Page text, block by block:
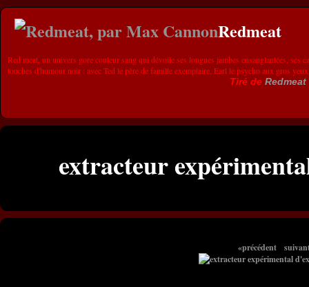
Redmeat
Red meat, un univers gore couleur sang qui dévoile ses longues jambes ensanglantées, ses
touches d'humour noir : avec Ted le père de famille exemplaire, Earl le psycho aux gros
Tiré de Redmeat
extracteur
«précédent